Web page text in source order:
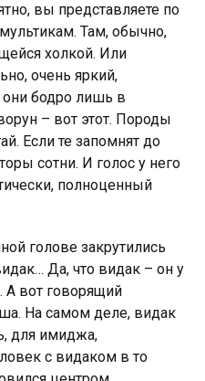
вы представляете по
Там, обычно,
холкой. Или
очень яркий,
бодро лишь в
– вот этот. Породы
Если те запомнят до
сотни. И голос у него
полноценный
голове закрутились
Да, что видак – он у
А вот говорящий
На самом деле, видак
для имиджа,
с видаком в то